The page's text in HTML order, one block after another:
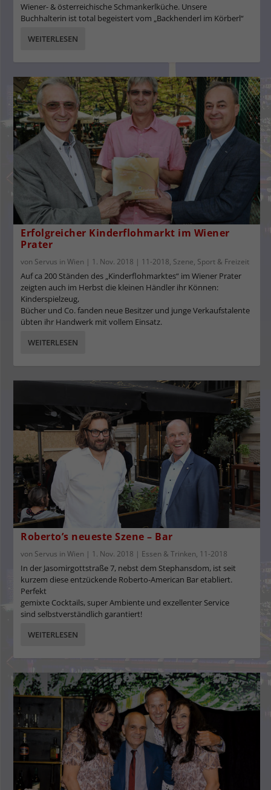
Wiener- & österreichische Schmankerlküche. Unsere
Buchhalterin ist total begeistert vom „Backhenderl im Körberl“
WEITERLESEN
Erfolgreicher Kinderflohmarkt im Wiener
Prater
von Servus in Wien | 1. Nov. 2018 | 11-2018, Szene, Sport & Freizeit
Auf ca 200 Ständen des „Kinderflohmarktes“ im Wiener Prater
zeigten auch im Herbst die kleinen Händler ihr Können:
Kinderspielzeug,
Bücher und Co. fanden neue Besitzer und junge Verkaufstalente
übten ihr Handwerk mit vollem Einsatz.
WEITERLESEN
Roberto’s neueste Szene – Bar
von Servus in Wien | 1. Nov. 2018 | Essen & Trinken, 11-2018
In der Jasomirgottstraße 7, nebst dem Stephansdom, ist seit
kurzem diese entzückende Roberto-American Bar etabliert.
Perfekt
gemixte Cocktails, super Ambiente und exzellenter Service
sind selbstverständlich garantiert!
WEITERLESEN